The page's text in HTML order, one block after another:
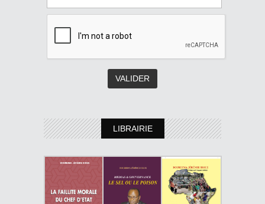
LIBRAIRIE